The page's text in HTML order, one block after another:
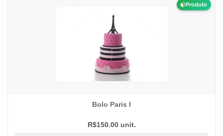
Produto
Bolo Paris I
R$150.00 unit.